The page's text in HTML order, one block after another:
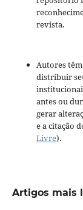
revista.
Autores
distribuir
antes ou
gerar
e a citação
Livre).
Artigos mais